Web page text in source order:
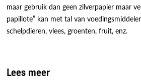
maar gebruik dan geen zilverpapier maar
papillote” kan met tal van
schelpdieren, vlees, groenten, fruit, enz.
Lees meer